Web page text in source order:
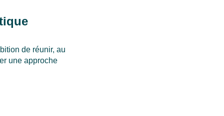
de réunir, au
une approche